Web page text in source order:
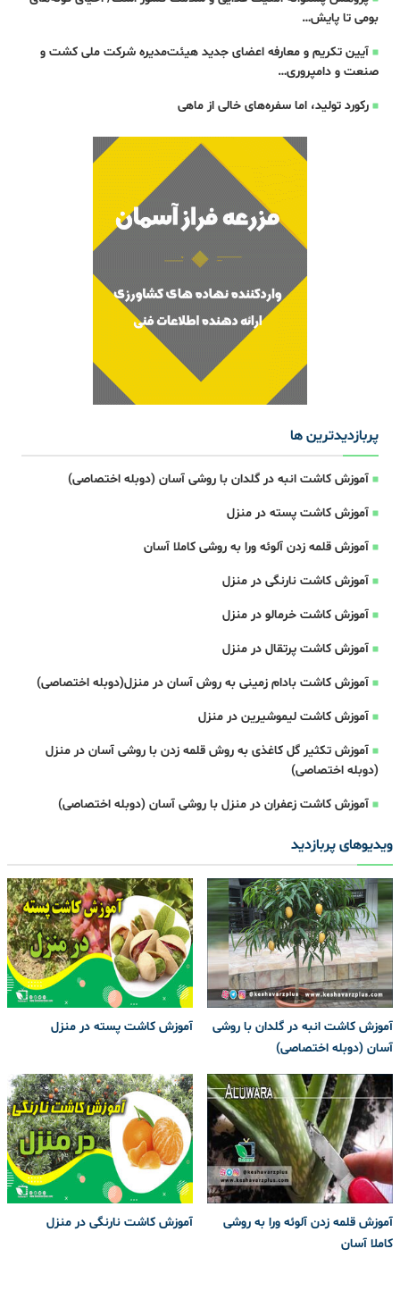
بومی تا پایش…
آیین تکریم و معارفه اعضای جدید هیئت‌مدیره شرکت ملی کشت و
صنعت و دامپروری…
رکورد تولید، اما سفره‌های خالی از ماهی
پربازدیدترین ها
آموزش کاشت انبه در گلدان با روشی آسان (دوبله اختصاصی)
آموزش کاشت پسته در منزل
آموزش قلمه زدن آلوئه ورا به روشی کاملا آسان
آموزش کاشت نارنگی در منزل
آموزش کاشت خرمالو در منزل
آموزش کاشت پرتقال در منزل
آموزش کاشت بادام زمینی به روش آسان در منزل(دوبله اختصاصی)
آموزش کاشت لیموشیرین در منزل
آموزش تکثیر گل کاغذی به روش قلمه زدن با روشی آسان در منزل
(دوبله اختصاصی)
آموزش کاشت زعفران در منزل با روشی آسان (دوبله اختصاصی)
ویدیوهای پربازدید
آموزش کاشت انبه در گلدان با روشی
آسان (دوبله اختصاصی)
آموزش کاشت پسته در منزل
آموزش قلمه زدن آلوئه ورا به روشی
کاملا آسان
آموزش کاشت نارنگی در منزل